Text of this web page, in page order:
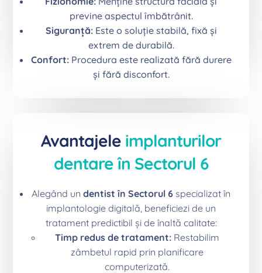
previne aspectul îmbătrânit.
Siguranță:Este o soluție stabilă, fixă și
extrem de durabilă.
Confort:Procedura este realizată fără durere
și fără disconfort.
Avantajele implanturilor
dentare în Sectorul 6
Alegând un dentist în Sectorul 6 specializat în
implantologie digitală, beneficiezi de un
tratament predictibil și de înaltă calitate:
Timp redus de tratament:Restabilim
zâmbetul rapid prin planificare
computerizată.